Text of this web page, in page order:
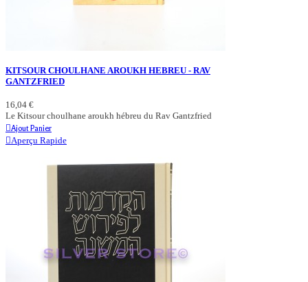
KITSOUR CHOULHANE AROUKH HEBREU - RAV
GANTZFRIED
16,04 €
Le Kitsour choulhane aroukh hébreu du Rav Gantzfried
Ajout Panier
Aperçu Rapide